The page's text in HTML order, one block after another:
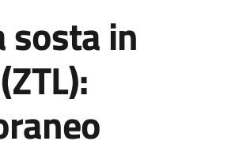
sosta in